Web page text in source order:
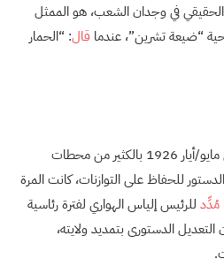
في وجدان الشعب، هو الممثل
“ضيعة تشرين”، عندما قال: “الحمار
الصادر في 23 من مايو/أيار 1926 بالكثير من محطات
فيها الدستور للحفاظ على التوازنات، كانت المرة
مُدِّد للرئيس إلياس الهواري لفترة رئاسية
التعديل الدستورى بتمديد ولايته،